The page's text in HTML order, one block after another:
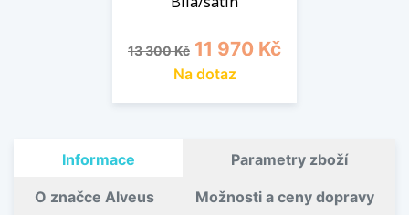
Běžná cena
13 300 Kč Cena
11 970 Kč
Na dotaz
Informace Parametry zboží
O značce Alveus Možnosti a ceny dopravy